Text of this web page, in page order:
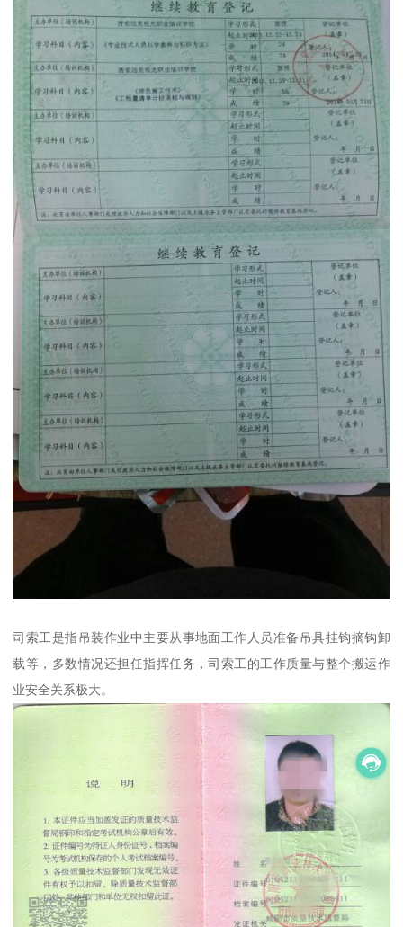
司索工是指吊装作业中主要从事地面工作人员准备吊具挂钩摘钩卸
载等，多数情况还担任指挥任务，司索工的工作质量与整个搬运作
业安全关系极大。